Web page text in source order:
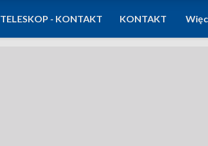
TELESKOP - KONTAKT KONTAKT